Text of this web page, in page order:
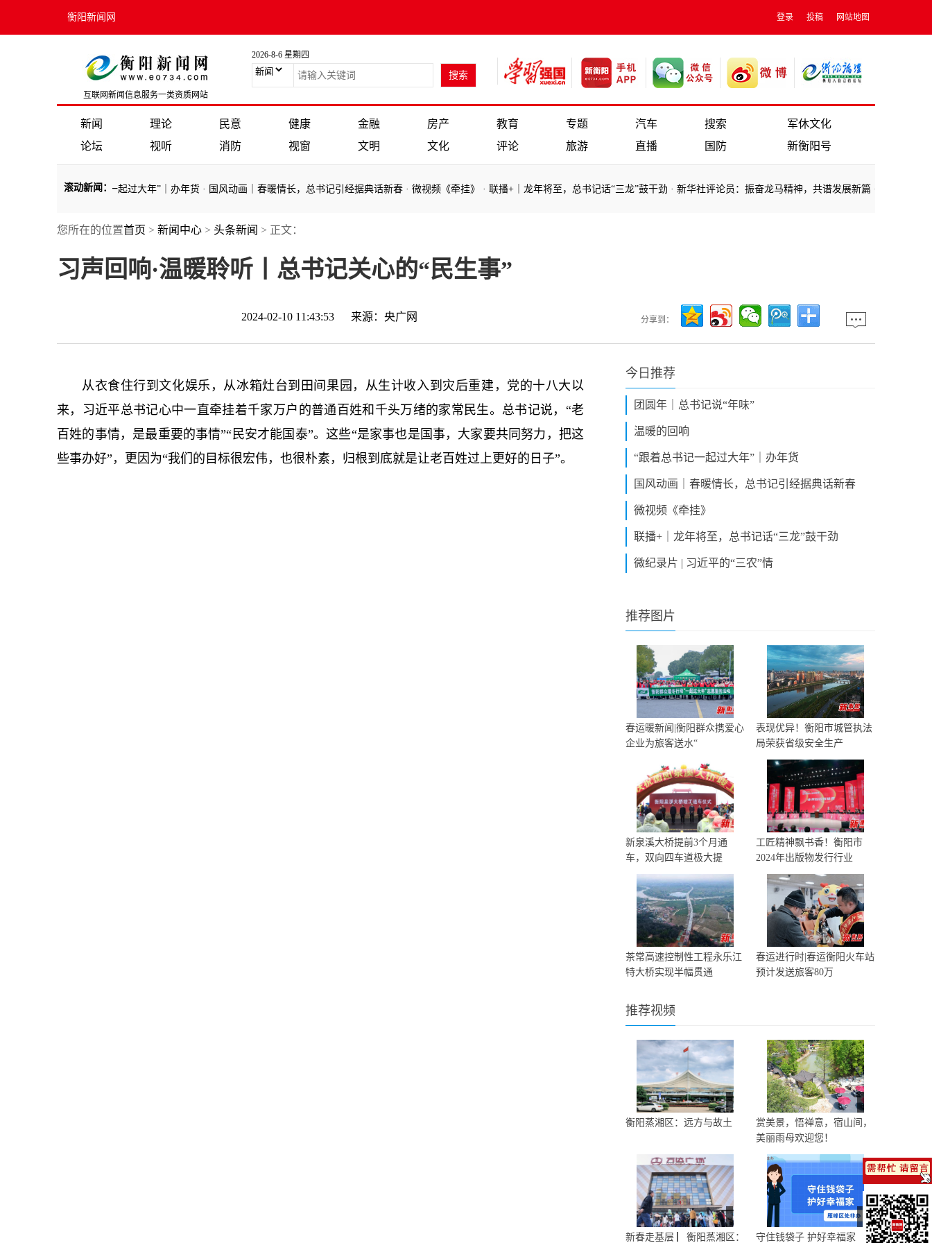
衡阳新闻网 登录 投稿 网站地图
互联网新闻信息服务一类资质网站
2026-8-6 星期四
新闻 理论 民意 健康 金融 房产 教育 专题 汽车 搜索
军休文化
论坛
视听 消防 视窗 文明 文化 评论 旅游 直播 国防 新衡阳号
滚动新闻 ：
“跟着总书记一起过大年”｜办年货·国风动画｜春暖情长，总书记引经据典话新春·微视频《牵挂》· 联播+｜龙年将至，总书记话“三龙”鼓干劲·新华社评论员：振奋龙马精神，共谱发展新篇·最是牵挂暖人
“跟着总书记一起过大年”｜办年货 ·国风动画｜春暖情长，总书记引经据典话新春
您所在的位置首页 > 新闻中心 > 头条新闻 > 正文：
习声回响·温暖聆听丨总书记关心的“民生事”
2024-02-10 11:43:53 来源： 央广网 分享到：
从衣食住行到文化娱乐，从冰箱灶台到田间果园，从生计收入到灾后重建，党的十八大以
来，习近平总书记心中一直牵挂着千家万户的普通百姓和千头万绪的家常民生。总书记说，“老
百姓的事情，是最重要的事情”“民安才能国泰”。这些“是家事也是国事，大家要共同努力，把这
些事办好”，更因为“我们的目标很宏伟，也很朴素，归根到底就是让老百姓过上更好的日子”。
今日推荐
团圆年｜总书记说“年味”
温暖的回响
“跟着总书记一起过大年”｜办年货
国风动画｜春暖情长，总书记引经据典话新春
微视频《牵挂》
联播+｜龙年将至，总书记话“三龙”鼓干劲
微纪录片 | 习近平的“三农”情
推荐图片
春运暖新闻|衡阳群众携爱心
企业为旅客送水“
表现优异！衡阳市城管执法
局荣获省级安全生产
新泉溪大桥提前3个月通
车，双向四车道极大提
工匠精神飘书香！衡阳市
2024年出版物发行行业
茶常高速控制性工程永乐江
特大桥实现半幅贯通
春运进行时|春运衡阳火车站
预计发送旅客80万
推荐视频
衡阳蒸湘区：远方与故土
赏美景，悟禅意，宿山间，
美丽雨母欢迎您！
新春走基层 ▏衡阳蒸湘区： 守住钱袋子 护好幸福家